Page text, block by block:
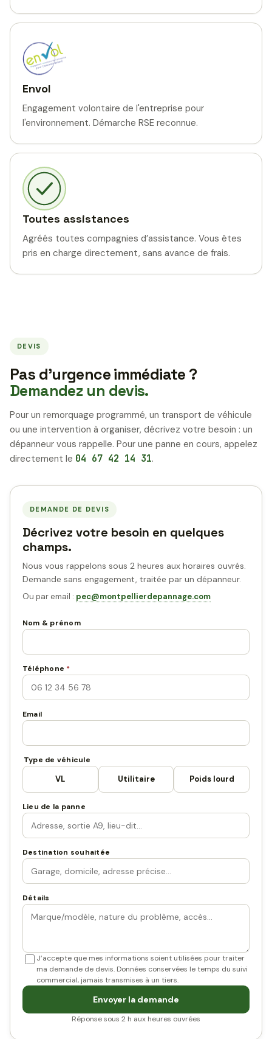
Envol
Engagement volontaire de l'entreprise pour
l'environnement. Démarche RSE reconnue.
Toutes assistances
Agréés toutes compagnies d’assistance. Vous êtes
pris en charge directement, sans avance de frais.
DEVIS
Pas d’urgence immédiate ?
Demandez un devis.
Pour un remorquage programmé, un transport de véhicule
ou une intervention à organiser, décrivez votre besoin : un
dépanneur vous rappelle. Pour une panne en cours, appelez
directement le 04 67 42 14 31.
DEMANDE DE DEVIS
Décrivez votre besoin en quelques
champs.
Nous vous rappelons sous 2 heures aux horaires ouvrés.
Demande sans engagement, traitée par un dépanneur.
Ou par email : pec@montpellierdepannage.com
Nom & prénom
Téléphone *
Email
Type de véhicule
VL Utilitaire Poids lourd
Lieu de la panne
Destination souhaitée
Détails
J’accepte que mes informations soient utilisées pour traiter
ma demande de devis. Données conservées le temps du suivi
commercial, jamais transmises à un tiers.
Envoyer la demande
Réponse sous 2 h aux heures ouvrées